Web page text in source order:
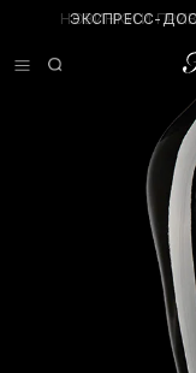
ЭКСПРЕСС-